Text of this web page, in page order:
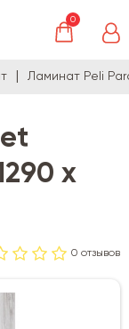
0
Ламинат Peli
х
0 отзывов